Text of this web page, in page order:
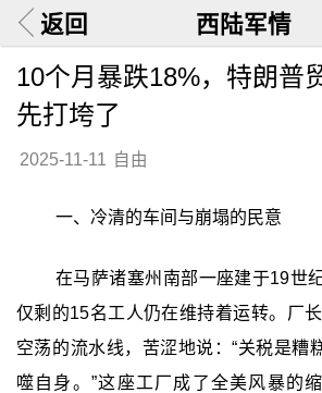
返回 西陆军情
10个月暴跌18%，特朗普
先打垮了
2025-11-11 自由
一、冷清的车间与崩塌的民意
在马萨诸塞州南部一座建于19世
仅剩的15名工人仍在维持着运转。厂
空荡的流水线，苦涩地说：“关税是糟
噬自身。”这座工厂成了全美风暴的